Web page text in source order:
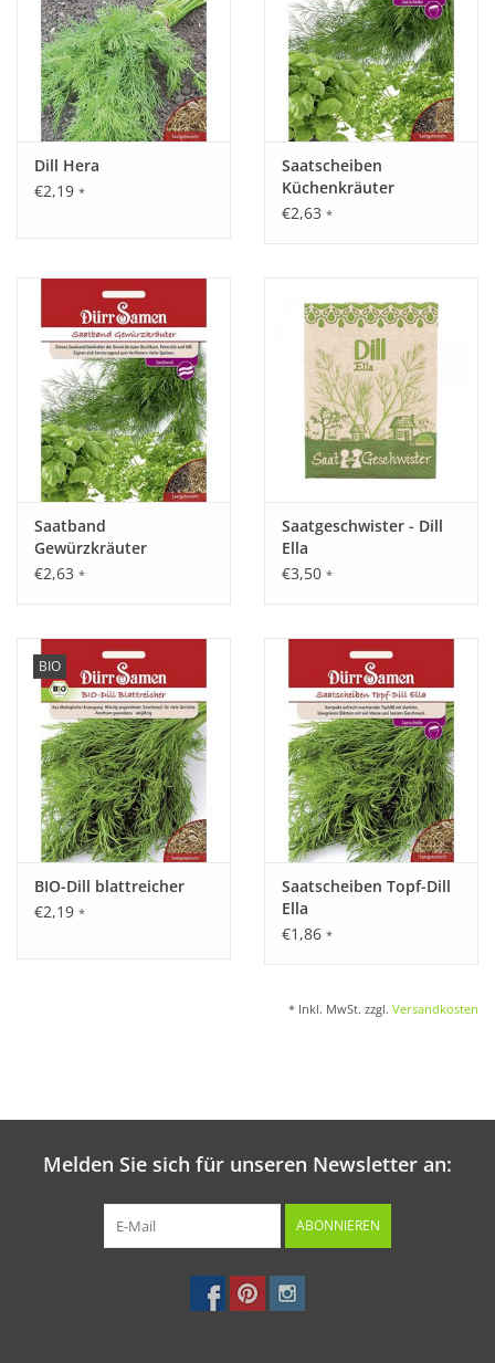
Dill Hera
€2,19 *
Saatscheiben
Küchenkräuter
(Basilikum, Petersilie,
€2,63 *
Saatband
Gewürzkräuter
(Basilikum, Dill,
€2,63 *
Saatgeschwister - Dill
Ella
€3,50 *
BIO
BIO-Dill blattreicher
€2,19 *
Saatscheiben Topf-Dill
Ella
€1,86 *
* Inkl. MwSt. zzgl. Versandkosten
Melden Sie sich für unseren Newsletter an:
ABONNIEREN